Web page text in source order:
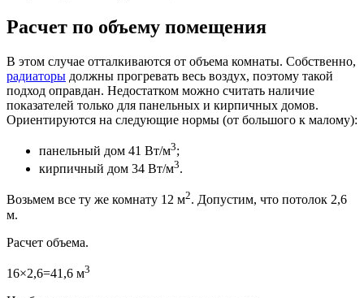
Расчет по объему помещения
В этом случае отталкиваются от объема комнаты. Собственно,
радиаторы должны прогревать весь воздух, поэтому такой
подход оправдан. Недостатком можно считать наличие
показателей только для панельных и кирпичных домов.
Ориентируются на следующие нормы (от большого к малому):
панельный дом 41 Вт/м3;
кирпичный дом 34 Вт/м3.
Возьмем все ту же комнату 12 м2. Допустим, что потолок 2,6
м.
Расчет объема.
16×2,6=41,6 м3